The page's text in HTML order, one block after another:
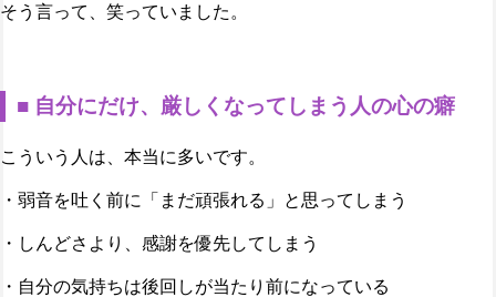
そう言って、笑っていました。
■ 自分にだけ、厳しくなってしまう人の心の癖
こういう人は、本当に多いです。
・弱音を吐く前に「まだ頑張れる」と思ってしまう
・しんどさより、感謝を優先してしまう
・自分の気持ちは後回しが当たり前になっている